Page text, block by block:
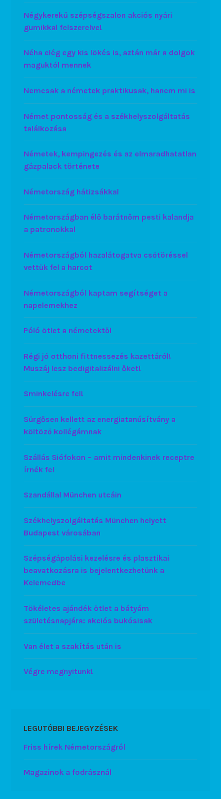
Négykerekű szépségszalon akciós nyári
gumikkal felszerelve!
Néha elég egy kis lökés is, aztán már a dolgok
maguktól mennek
Nemcsak a németek praktikusak, hanem mi is
Német pontosság és a székhelyszolgáltatás
találkozása
Németek, kempingezés és az elmaradhatatlan
gázpalack története
Németország hátizsákkal
Németországban élő barátnőm pesti kalandja
a patronokkal
Németországból hazalátogatva csőtöréssel
vettük fel a harcot
Németországból kaptam segítséget a
napelemekhez
Póló ötlet a németektől
Régi jó otthoni fittnessezés kazettáról!
Muszáj lesz bedigitalizálni őket!
Sminkelésre fel!
Sürgősen kellett az energiatanúsítvány a
költöző kollégámnak
Szállás Siófokon – amit mindenkinek receptre
írnék fel
Szandállal München utcáin
Székhelyszolgáltatás München helyett
Budapest városában
Szépségápolási kezelésre és plasztikai
beavatkozásra is bejelentkezhetünk a
Kelemedbe
Tökéletes ajándék ötlet a bátyám
születésnapjára: akciós bukósisak
Van élet a szakítás után is
Végre megnyitunk!
LEGUTÓBBI BEJEGYZÉSEK
Friss hírek Németországról
Magazinok a fodrásznál